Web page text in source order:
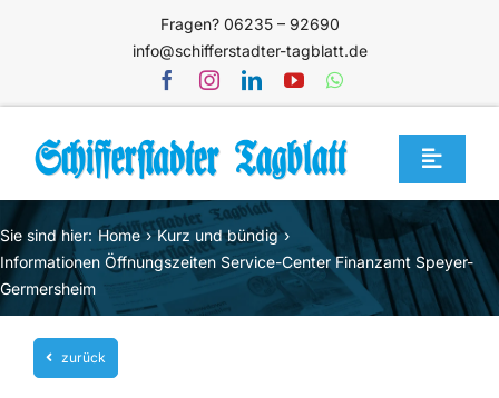
Fragen? 06235 – 92690
info@schifferstadter-tagblatt.de
Toggle
Home
Themen
Blog
Unternehmen
Sie sind hier: Home
Kurz und bündig
Informationen Öffnungszeiten Service-Center Finanzamt Speyer-
Germersheim
zurück